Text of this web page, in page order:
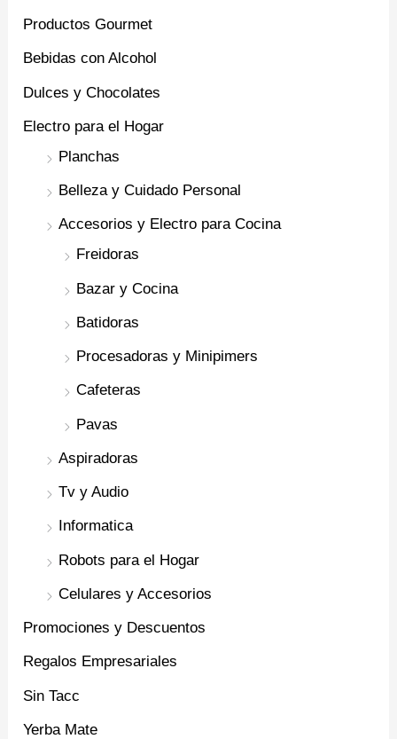
Productos Gourmet
Bebidas con Alcohol
Dulces y Chocolates
Electro para el Hogar
Planchas
Belleza y Cuidado Personal
Accesorios y Electro para Cocina
Freidoras
Bazar y Cocina
Batidoras
Procesadoras y Minipimers
Cafeteras
Pavas
Aspiradoras
Tv y Audio
Informatica
Robots para el Hogar
Celulares y Accesorios
Promociones y Descuentos
Regalos Empresariales
Sin Tacc
Yerba Mate